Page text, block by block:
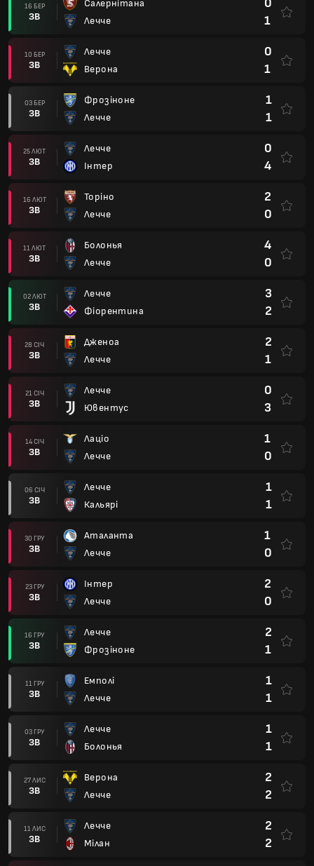
16 БЕР
ЗВ
Салернітана
Лечче
0
1
10 БЕР
ЗВ
Лечче
Верона
0
1
03 БЕР
ЗВ
Фрозіноне
Лечче
1
1
25 ЛЮТ
ЗВ
Лечче
Інтер
0
4
16 ЛЮТ
ЗВ
Торіно
Лечче
2
0
11 ЛЮТ
ЗВ
Болонья
Лечче
4
0
02 ЛЮТ
ЗВ
Лечче
Фіорентина
3
2
28 СІЧ
ЗВ
Дженоа
Лечче
2
1
21 СІЧ
ЗВ
Лечче
Ювентус
0
3
14 СІЧ
ЗВ
Лаціо
Лечче
1
0
06 СІЧ
ЗВ
Лечче
Кальярі
1
1
30 ГРУ
ЗВ
Аталанта
Лечче
1
0
23 ГРУ
ЗВ
Інтер
Лечче
2
0
16 ГРУ
ЗВ
Лечче
Фрозіноне
2
1
11 ГРУ
ЗВ
Емполі
Лечче
1
1
03 ГРУ
ЗВ
Лечче
Болонья
1
1
27 ЛИС
ЗВ
Верона
Лечче
2
2
11 ЛИС
ЗВ
Лечче
Мілан
2
2